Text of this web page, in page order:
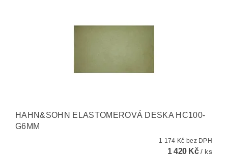
HAHN&SOHN ELASTOMEROVÁ DESKA HC100-
G6MM
1 174 Kč bez DPH
1 420 Kč/ ks